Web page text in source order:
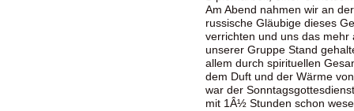
Am Abend nahmen wir an
russische Gläubige dieses
verrichten und uns das mehr
unserer Gruppe Stand
allem durch spirituellen
dem Duft und der Wärme
war der
mit 1Â½ Stunden schon